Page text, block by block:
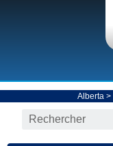
Alberta >